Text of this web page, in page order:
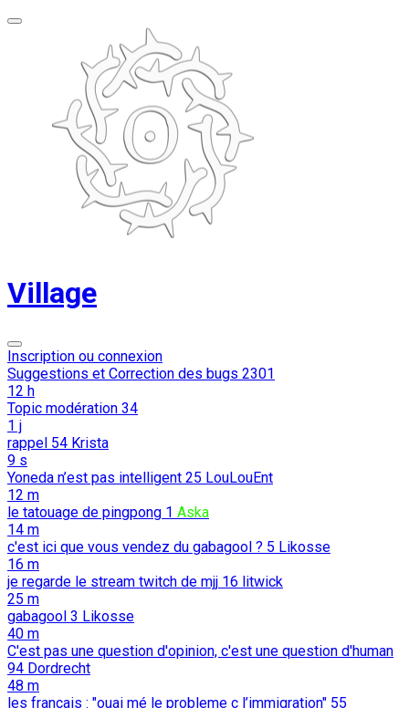
Village
Inscription ou connexion
Suggestions et Correction des bugs 2301
12 h
Topic modération 34
1 j
rappel 54 Krista
9 s
Yoneda n’est pas intelligent 25 LouLouEnt
12 m
le tatouage de pingpong 1 Aska
14 m
c'est ici que vous vendez du gabagool ? 5 Likosse
16 m
je regarde le stream twitch de mjj 16 litwick
25 m
gabagool 3 Likosse
40 m
C'est pas une question d'opinion, c'est une question d'human
94 Dordrecht
48 m
les français : "ouai mé le probleme c l’immigration" 55